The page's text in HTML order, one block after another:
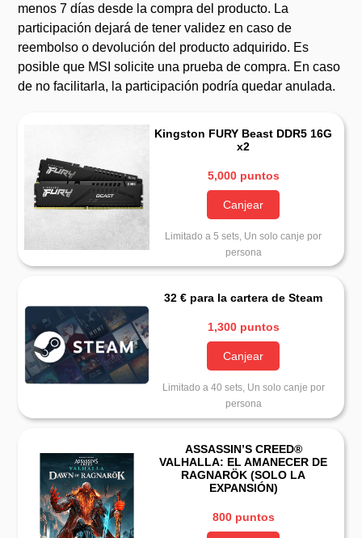
menos 7 días desde la compra del producto. La
participación dejará de tener validez en caso de
reembolso o devolución del producto adquirido. Es
posible que MSI solicite una prueba de compra. En caso
de no facilitarla, la participación podría quedar anulada.
Kingston FURY Beast DDR5 16G
x2
5,000 puntos
Canjear
Limitado a 5 sets, Un solo canje por
persona
32 € para la cartera de Steam
1,300 puntos
Canjear
Limitado a 40 sets, Un solo canje por
persona
ASSASSIN’S CREED®
VALHALLA: EL AMANECER DE
RAGNARÖK (SOLO LA
EXPANSIÓN)
800 puntos